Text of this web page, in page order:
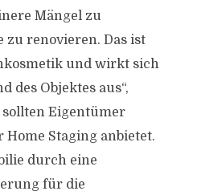
Mängel zu
zu renovieren. Das ist
und wirkt sich
des Objektes aus“,
Eigentümer
Staging anbietet.
durch eine
für die